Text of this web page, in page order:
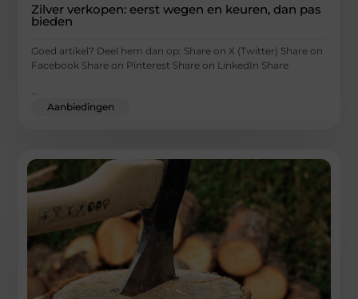
Zilver verkopen: eerst wegen en keuren, dan pas
bieden
Goed artikel? Deel hem dan op: Share on X (Twitter) Share on
Facebook Share on Pinterest Share on LinkedIn Share
...
Aanbiedingen